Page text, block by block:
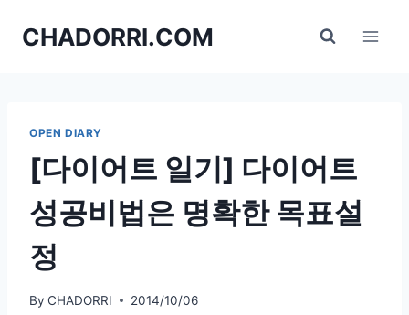
CHADORRI.COM
OPEN DIARY
[다이어트 일기] 다이어트
성공비법은 명확한 목표설
정
By CHADORRI 2014/10/06